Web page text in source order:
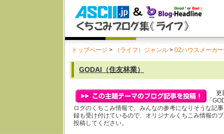
トップページ > （ライフ）ジャンル > 02ハウスメーカー
GODAI（住友林業）
更
「
ログのくちこみ情報で、みんなの参考になりそうな記
録も受け付けているので、オリジナルくちこみ情報の
投稿してください。